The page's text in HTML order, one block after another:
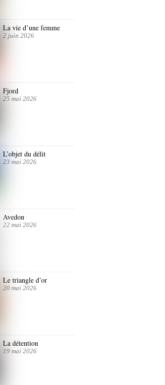
La vie d’une femme
2 juin 2026
Fjord
25 mai 2026
L’objet du délit
23 mai 2026
Avedon
22 mai 2026
Le triangle d’or
20 mai 2026
La détention
19 mai 2026